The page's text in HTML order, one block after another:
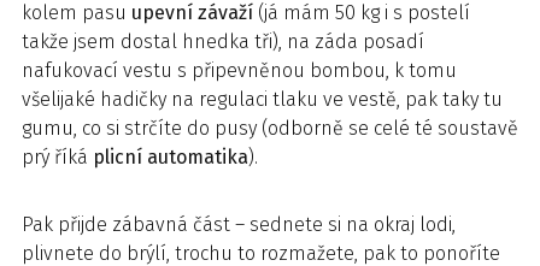
kolem pasu upevní závaží (já mám 50 kg i s postelí
takže jsem dostal hnedka tři), na záda posadí
nafukovací vestu s připevněnou bombou, k tomu
všelijaké hadičky na regulaci tlaku ve vestě, pak taky tu
gumu, co si strčíte do pusy (odborně se celé té soustavě
prý říká plicní automatika).
Pak přijde zábavná část – sednete si na okraj lodi,
plivnete do brýlí, trochu to rozmažete, pak to ponoříte